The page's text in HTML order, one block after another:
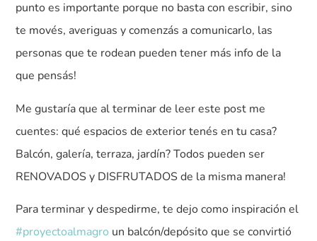
punto es importante porque no basta con escribir, sino
te movés, averiguas y comenzás a comunicarlo, las
personas que te rodean pueden tener más info de la
que pensás!
Me gustaría que al terminar de leer este post me
cuentes: qué espacios de exterior tenés en tu casa?
Balcón, galería, terraza, jardín? Todos pueden ser
RENOVADOS y DISFRUTADOS de la misma manera!
Para terminar y despedirme, te dejo como inspiración el
#proyectoalmagro un balcón/depósito que se convirtió